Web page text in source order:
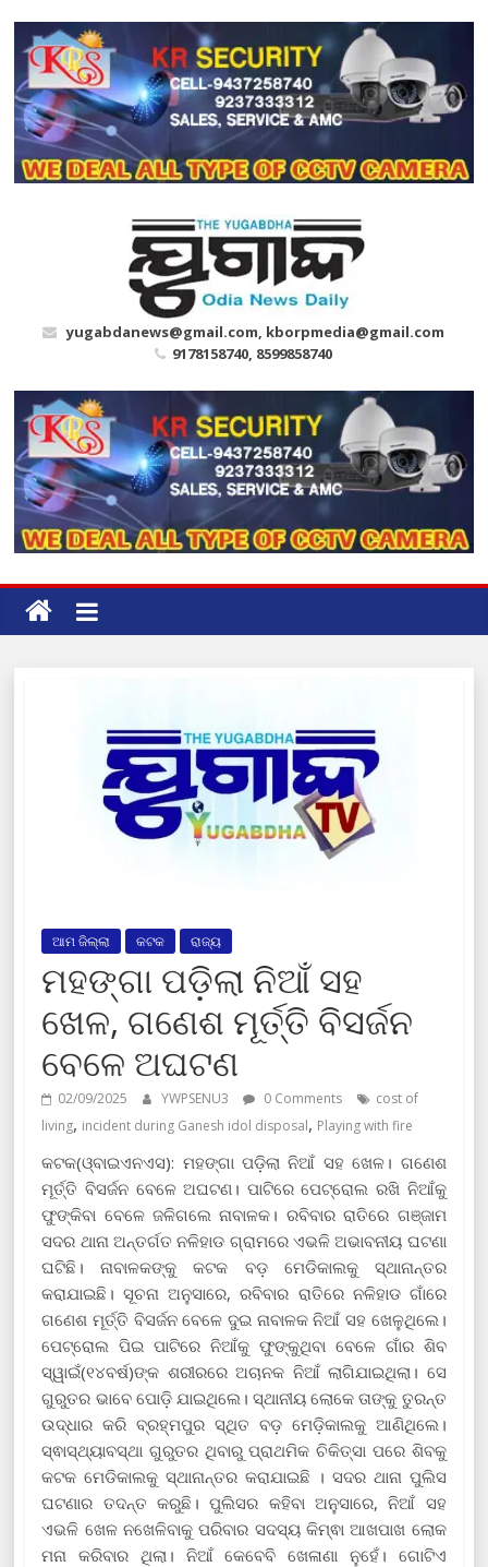
content
yugabdanews@gmail.com, kborpmedia@gmail.com
9178158740, 8599858740
ଆମ ଜିଲ୍ଲା କଟକ ରାଜ୍ୟ
ମହଙ୍ଗା ପଡ଼ିଲା ନିଆଁ ସହ
ଖେଳ, ଗଣେଶ ମୂର୍ତ୍ତି ବିସର୍ଜନ
ବେଳେ ଅଘଟଣ
02/09/2025 YWPSENU3 0 Comments
cost of
living, incident during Ganesh idol disposal, Playing with fire
କଟକ(ଓ୍ବାଇଏନଏସ): ମହଙ୍ଗା ପଡ଼ିଲା ନିଆଁ ସହ ଖେଳ। ଗଣେଶ
ମୂର୍ତ୍ତି ବିସର୍ଜନ ବେଳେ ଅଘଟଣ। ପାଟିରେ ପେଟ୍ରୋଲ ରଖି ନିଆଁକୁ
ଫୁଙ୍କିବା ବେଳେ ଜଳିଗଲେ ନାବାଳକ। ରବିବାର ରାତିରେ ଗଞ୍ଜାମ
ସଦର ଥାନା ଅନ୍ତର୍ଗତ ନଳିହାଡ ଗ୍ରାମରେ ଏଭଳି ଅଭାବନୀୟ ଘଟଣା
ଘଟିଛି। ନାବାଳକଙ୍କୁ କଟକ ବଡ଼ ମେଡିକାଲକୁ ସ୍ଥାନାନ୍ତର
କରାଯାଇଛି। ସୂଚନା ଅନୁସାରେ, ରବିବାର ରାତିରେ ନଳିହାଡ ଗାଁରେ
ଗଣେଶ ମୂର୍ତ୍ତି ବିସର୍ଜନ ବେଳେ ଦୁଇ ନାବାଳକ ନିଆଁ ସହ ଖେଳୁଥିଲେ।
ପେଟ୍ରୋଲ ପିଇ ପାଟିରେ ନିଆଁକୁ ଫୁଙ୍କୁଥିବା ବେଳେ ଗାଁର ଶିବ
ସ୍ୱାଇଁ(୧୪ବର୍ଷ)ଙ୍କ ଶରୀରରେ ଅଚାନକ ନିଆଁ ଲାଗିଯାଇଥିଲା। ସେ
ଗୁରୁତର ଭାବେ ପୋଡ଼ି ଯାଇଥିଲେ। ସ୍ଥାନୀୟ ଲୋକେ ତାଙ୍କୁ ତୁରନ୍ତ
ଉଦ୍ଧାର କରି ବ୍ରହ୍ମପୁର ସ୍ଥିତ ବଡ଼ ମେଡ଼ିକାଲକୁ ଆଣିଥିଲେ।
ସ୍ଵାସ୍ଥ୍ୟାବସ୍ଥା ଗୁରୁତର ଥିବାରୁ ପ୍ରାଥମିକ ଚିକିତ୍ସା ପରେ ଶିବକୁ
କଟକ ମେଡିକାଲକୁ ସ୍ଥାନାନ୍ତର କରାଯାଇଛି । ସଦର ଥାନା ପୁଲିସ
ଘଟଣାର ତଦନ୍ତ କରୁଛି। ପୁଲିସର କହିବା ଅନୁସାରେ, ନିଆଁ ସହ
ଏଭଳି ଖେଳ ନଖେଳିବାକୁ ପରିବାର ସଦସ୍ୟ କିମ୍ଵା ଆଖପାଖ ଲୋକ
ମନା କରିବାର ଥିଲା। ନିଆଁ କେବେବି ଖେଳାଣା ନୁହେଁ। ଗୋଟିଏ